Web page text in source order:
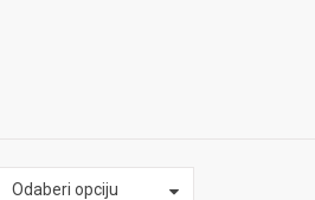
Odaberi opciju
Boja